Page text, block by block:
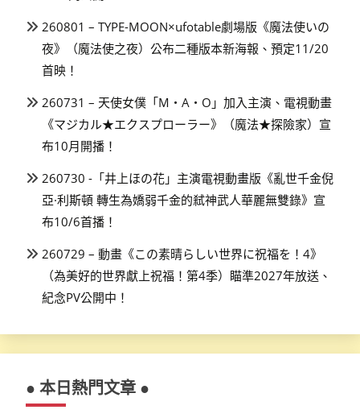
260801 – TYPE-MOON×ufotable劇場版《魔法使いの
夜》（魔法使之夜）公布二種版本新海報、預定11/20
首映！
260731 – 天使女僕「M・A・O」加入主演、電視動畫
《マジカル★エクスプローラー》（魔法★探險家）宣
布10月開播！
260730 -「井上ほの花」主演電視動畫版《亂世千金倪
亞·利斯頓 轉生為嬌弱千金的弒神武人華麗無雙錄》宣
布10/6首播！
260729 – 動畫《この素晴らしい世界に祝福を！4》
（為美好的世界獻上祝福！第4季）瞄準2027年放送、
紀念PV公開中！
● 本日熱門文章 ●